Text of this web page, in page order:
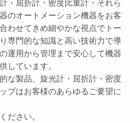
・屈折計・密度比重計・それら
のオートメーション機器をお客
わせてきめ細やかな視点でトー
専門的な知識と高い技術力で導
運用から管理まで安心して機器
しています。
な製品、旋光計・屈折計・密度
プはお客様のあらゆるご要望に
ださい。